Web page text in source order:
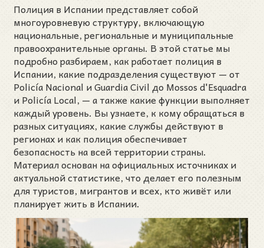
Полиция в Испании представляет собой
многоуровневую структуру, включающую
национальные, региональные и муниципальные
правоохранительные органы. В этой статье мы
подробно разбираем, как работает полиция в
Испании, какие подразделения существуют — от
Policía Nacional и Guardia Civil до Mossos d'Esquadra
и Policía Local, — а также какие функции выполняет
каждый уровень. Вы узнаете, к кому обращаться в
разных ситуациях, какие службы действуют в
регионах и как полиция обеспечивает
безопасность на всей территории страны.
Материал основан на официальных источниках и
актуальной статистике, что делает его полезным
для туристов, мигрантов и всех, кто живёт или
планирует жить в Испании.